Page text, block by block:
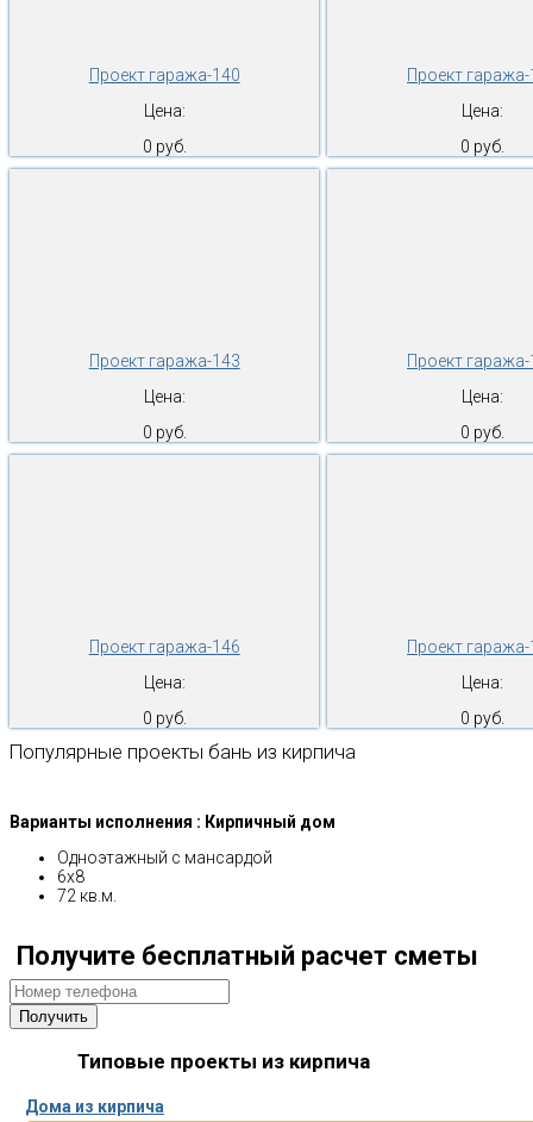
Проект гаража-140
Цена:
0 руб.
Проект
Цена:
0 руб.
Проект гаража-143
Цена:
0 руб.
Проект
Цена:
0 руб.
Проект гаража-146
Цена:
0 руб.
Проект
Цена:
0 руб.
Популярные проекты бань из кирпича
Варианты исполнения : Кирпичный дом
Одноэтажный с мансардой
6х8
72 кв.м.
Получите бесплатный расчет сметы
Типовые проекты из кирпича
Дома из кирпича